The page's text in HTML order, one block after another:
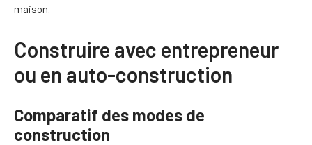
maison.
Construire avec entrepreneur
ou en auto-construction
Comparatif des modes de
construction